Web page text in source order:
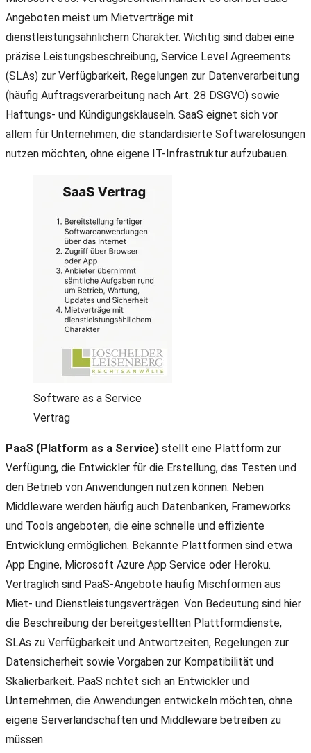
Angeboten meist um Mietverträge mit
dienstleistungsähnlichem Charakter. Wichtig sind dabei eine
präzise Leistungsbeschreibung, Service Level Agreements
(SLAs) zur Verfügbarkeit, Regelungen zur Datenverarbeitung
(häufig Auftragsverarbeitung nach Art. 28 DSGVO) sowie
Haftungs- und Kündigungsklauseln. SaaS eignet sich vor
allem für Unternehmen, die standardisierte Softwarelösungen
nutzen möchten, ohne eigene IT-Infrastruktur aufzubauen.
Software as a Service
Vertrag
PaaS (Platform as a Service) stellt eine Plattform zur
Verfügung, die Entwickler für die Erstellung, das Testen und
den Betrieb von Anwendungen nutzen können. Neben
Middleware werden häufig auch Datenbanken, Frameworks
und Tools angeboten, die eine schnelle und effiziente
Entwicklung ermöglichen. Bekannte Plattformen sind etwa
App Engine, Microsoft Azure App Service oder Heroku.
Vertraglich sind PaaS-Angebote häufig Mischformen aus
Miet- und Dienstleistungsverträgen. Von Bedeutung sind hier
die Beschreibung der bereitgestellten Plattformdienste,
SLAs zu Verfügbarkeit und Antwortzeiten, Regelungen zur
Datensicherheit sowie Vorgaben zur Kompatibilität und
Skalierbarkeit. PaaS richtet sich an Entwickler und
Unternehmen, die Anwendungen entwickeln möchten, ohne
eigene Serverlandschaften und Middleware betreiben zu
müssen.